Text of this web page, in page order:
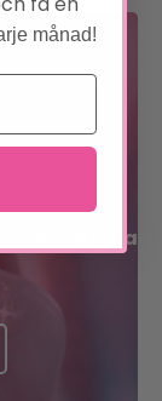
och samma
månad!